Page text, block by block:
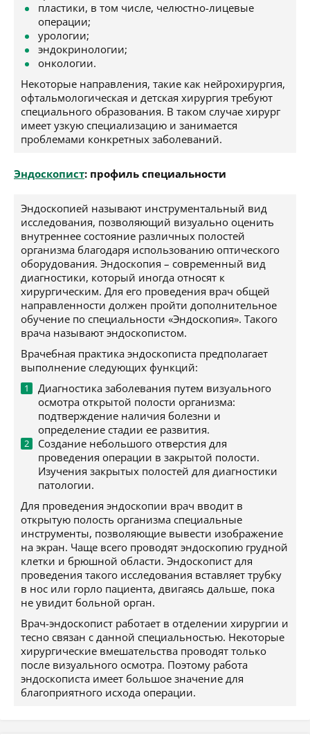
пластики, в том числе, челюстно-лицевые
операции;
урологии;
эндокринологии;
онкологии.
Некоторые направления, такие как нейрохирургия,
офтальмологическая и детская хирургия требуют
специального образования. В таком случае хирург
имеет узкую специализацию и занимается
проблемами конкретных заболеваний.
Эндоскопист: профиль специальности
Эндоскопией называют инструментальный вид
исследования, позволяющий визуально оценить
внутреннее состояние различных полостей
организма благодаря использованию оптического
оборудования. Эндоскопия – современный вид
диагностики, который иногда относят к
хирургическим. Для его проведения врач общей
направленности должен пройти дополнительное
обучение по специальности «Эндоскопия». Такого
врача называют эндоскопистом.
Врачебная практика эндоскописта предполагает
выполнение следующих функций:
Диагностика заболевания путем визуального
осмотра открытой полости организма:
подтверждение наличия болезни и
определение стадии ее развития.
Создание небольшого отверстия для
проведения операции в закрытой полости.
Изучения закрытых полостей для диагностики
патологии.
Для проведения эндоскопии врач вводит в
открытую полость организма специальные
инструменты, позволяющие вывести изображение
на экран. Чаще всего проводят эндоскопию грудной
клетки и брюшной области. Эндоскопист для
проведения такого исследования вставляет трубку
в нос или горло пациента, двигаясь дальше, пока
не увидит больной орган.
Врач-эндоскопист работает в отделении хирургии и
тесно связан с данной специальностью. Некоторые
хирургические вмешательства проводят только
после визуального осмотра. Поэтому работа
эндоскописта имеет большое значение для
благоприятного исхода операции.